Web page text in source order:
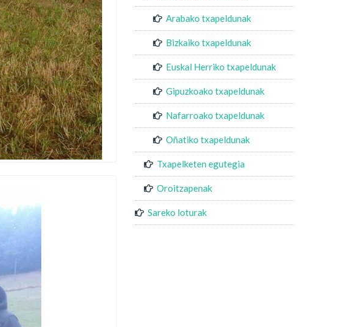
Arabako txapeldunak
Bizkaiko txapeldunak
Euskal Herriko txapeldunak
Gipuzkoako txapeldunak
Nafarroako txapeldunak
Oñatiko txapeldunak
Txapelketen egutegia
Oroitzapenak
Sareko loturak